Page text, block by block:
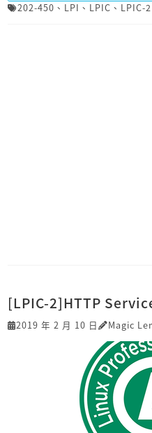
202-450 、 LPI 、 LPIC 、 LPIC-2
[LPIC-2]HTTP
2019 年 2 月 10 日 Magic